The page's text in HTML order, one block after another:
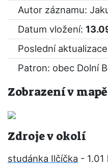
Autor záznamu:
Datum vložení:
Poslední
Patron: obec Dolní
Zobrazení v mapě
Zdroje v okolí
studánka Ilčíčka - 1.01